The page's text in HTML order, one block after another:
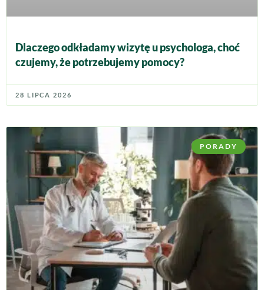
Dlaczego odkładamy wizytę u psychologa, choć
czujemy, że potrzebujemy pomocy?
28 LIPCA 2026
PORADY